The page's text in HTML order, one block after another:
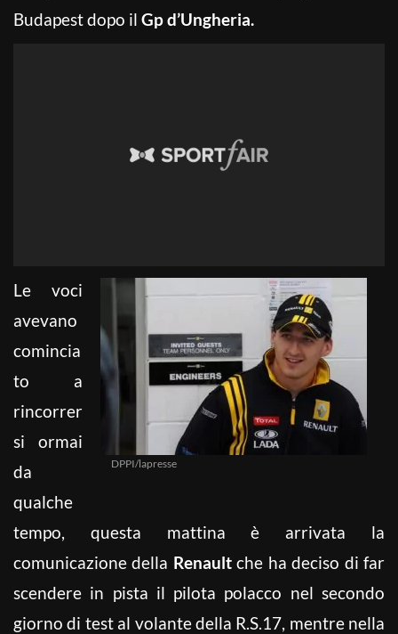
Budapest dopo il Gp d’Ungheria.
DPPI/lapresse
Le voci
avevano
comincia
to a
rincorrer
si ormai
da
qualche
tempo, questa mattina è arrivata la
comunicazione della Renaultche ha deciso di far
scendere in pista il pilota polacco nel secondo
giorno di test al volante della R.S.17, mentre nella